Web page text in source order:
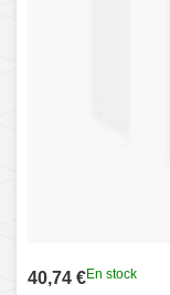
40,74 €En stock